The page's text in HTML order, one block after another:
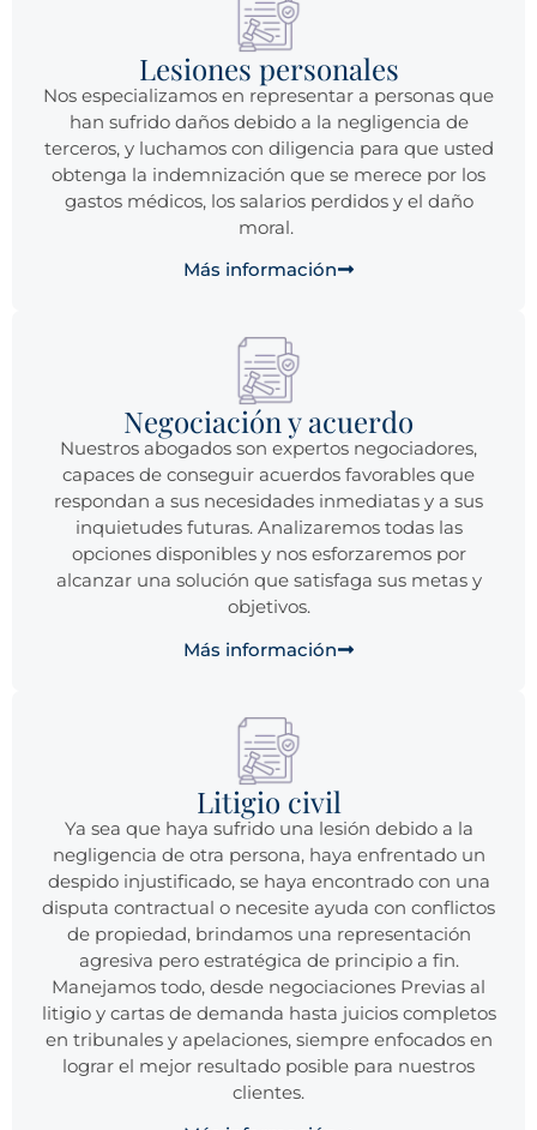
Lesiones personales
Nos especializamos en representar a personas que
han sufrido daños debido a la negligencia de
terceros, y luchamos con diligencia para que usted
obtenga la indemnización que se merece por los
gastos médicos, los salarios perdidos y el daño
moral.
Más información
Negociación y acuerdo
Nuestros abogados son expertos negociadores,
capaces de conseguir acuerdos favorables que
respondan a sus necesidades inmediatas y a sus
inquietudes futuras. Analizaremos todas las
opciones disponibles y nos esforzaremos por
alcanzar una solución que satisfaga sus metas y
objetivos.
Más información
Litigio civil
Ya sea que haya sufrido una lesión debido a la
negligencia de otra persona, haya enfrentado un
despido injustificado, se haya encontrado con una
disputa contractual o necesite ayuda con conflictos
de propiedad, brindamos una representación
agresiva pero estratégica de principio a fin.
Manejamos todo, desde negociaciones Previas al
litigio y cartas de demanda hasta juicios completos
en tribunales y apelaciones, siempre enfocados en
lograr el mejor resultado posible para nuestros
clientes.